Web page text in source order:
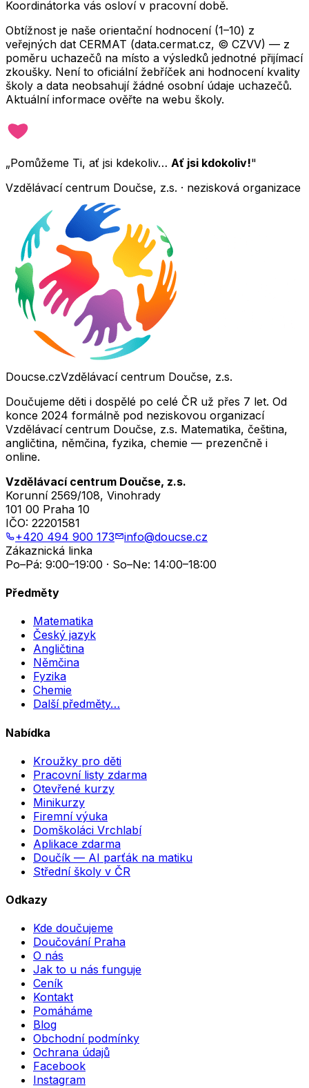
Koordinátorka vás osloví v pracovní době.
Obtížnost je naše orientační hodnocení (1–10) z
veřejných dat CERMAT (data.cermat.cz, © CZVV) — z
poměru uchazečů na místo a výsledků jednotné přijímací
zkoušky. Není to oficiální žebříček ani hodnocení kvality
školy a data neobsahují žádné osobní údaje uchazečů.
Aktuální informace ověřte na webu školy.
„Pomůžeme Ti, ať jsi kdekoliv… Ať jsi kdokoliv!"
Vzdělávací centrum Doučse, z.s. · nezisková organizace
Doucse.czVzdělávací centrum Doučse, z.s.
Doučujeme děti i dospělé po celé ČR už přes 7 let. Od
konce 2024 formálně pod neziskovou organizací
Vzdělávací centrum Doučse, z.s. Matematika, čeština,
angličtina, němčina, fyzika, chemie — prezenčně i
online.
Vzdělávací centrum Doučse, z.s.
Korunní 2569/108, Vinohrady
101 00 Praha 10
IČO: 22201581
+420 494 900 173
info@doucse.cz
Zákaznická linka
Po–Pá: 9:00–19:00 · So–Ne: 14:00–18:00
Předměty
Matematika
Český jazyk
Angličtina
Němčina
Fyzika
Chemie
Další předměty…
Nabídka
Kroužky pro děti
Pracovní listy zdarma
Otevřené kurzy
Minikurzy
Firemní výuka
Domškoláci Vrchlabí
Aplikace zdarma
Doučík — AI parťák na matiku
Střední školy v ČR
Odkazy
Kde doučujeme
Doučování Praha
O nás
Jak to u nás funguje
Ceník
Kontakt
Pomáháme
Blog
Obchodní podmínky
Ochrana údajů
Facebook
Instagram